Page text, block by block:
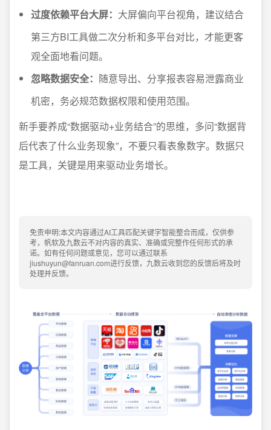
过度依赖平台大屏： 大屏偏向平台视角，建议结合
第三方BI工具做二次分析和多平台对比，才能更客
观全面地看问题。
忽略数据安全： 随意导出、分享报表容易泄露商业
机密，务必规范数据权限和使用范围。
新手要养成“数据驱动+业务结合”的思维，多问“数据背
后代表了什么业务现象”，不要只看表象数字。数据只
是工具，关键是用来驱动业务增长。
免责申明:本文内容通过AI工具匹配关键字智能整合而成，仅供参
考，帆软及九数云不对内容的真实、准确或完整作任何形式的承
诺。如有任何问题或意见，您可以通过联系
jiushuyun@fanruan.com进行反馈，九数云收到您的反馈后将及时
处理并反馈。